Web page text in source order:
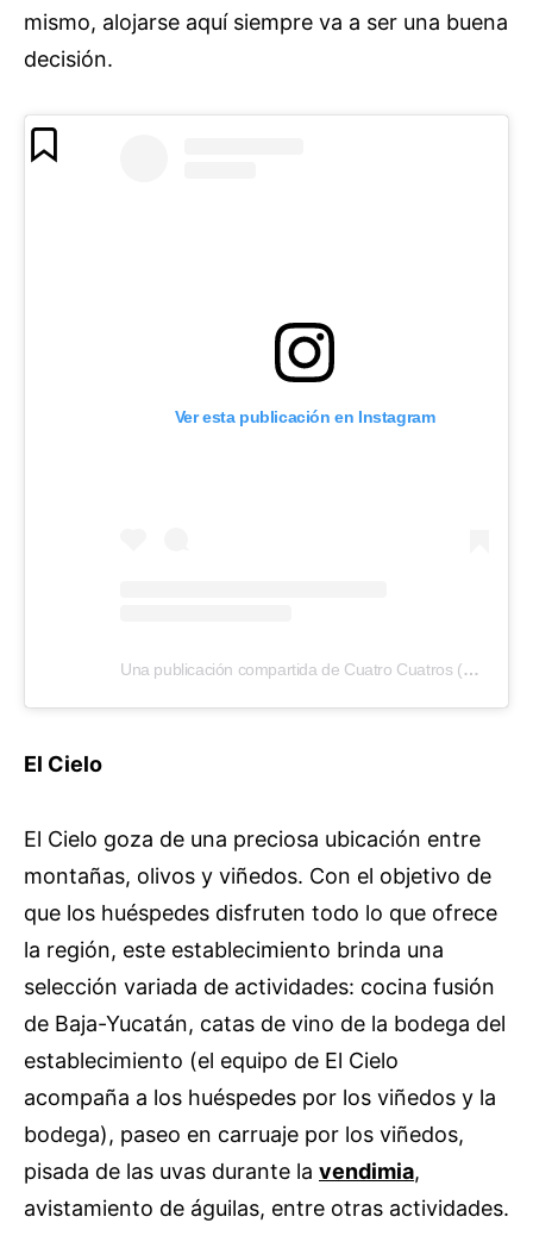
mismo, alojarse aquí siempre va a ser una buena
decisión.
Ver esta publicación en Instagram
Una publicación compartida de Cuatro Cuatros (@cuatro_cuatros_)
El Cielo
El Cielo goza de una preciosa ubicación entre
montañas, olivos y viñedos. Con el objetivo de
que los huéspedes disfruten todo lo que ofrece
la región, este establecimiento brinda una
selección variada de actividades: cocina fusión
de Baja-Yucatán, catas de vino de la bodega del
establecimiento (el equipo de El Cielo
acompaña a los huéspedes por los viñedos y la
bodega), paseo en carruaje por los viñedos,
pisada de las uvas durante la vendimia,
avistamiento de águilas, entre otras actividades.